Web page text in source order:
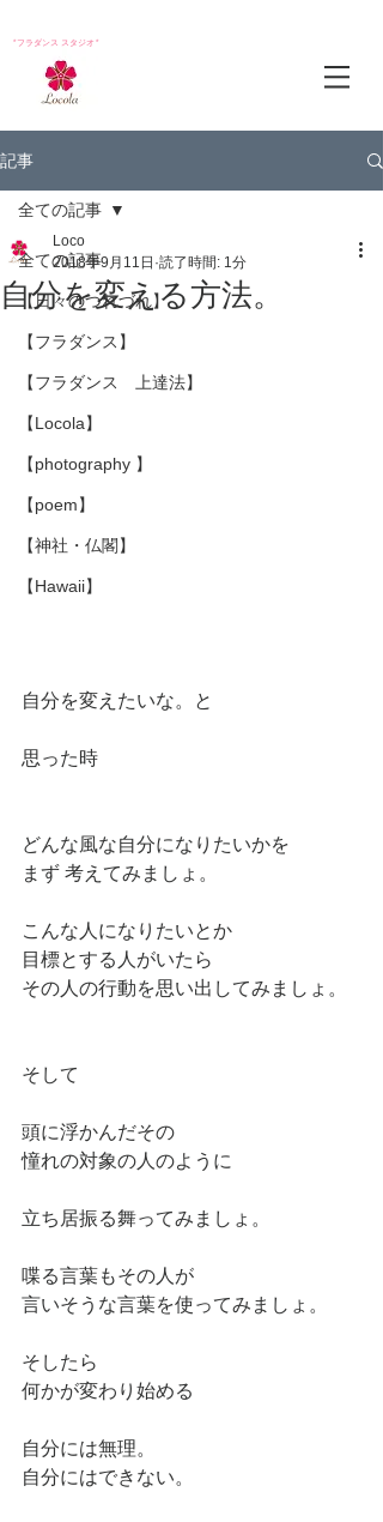
*フラダンス スタジオ*
記事
全ての記事
【日々のつれづれ】
【フラダンス】
【フラダンス 上達法】
【Locola】
【photography 】
【poem】
【神社・仏閣】
【Hawaii】
全ての記事
自分を変える方法。
Loco
2018年9月11日 読了時間: 1分
自分を変えたいな。と
思った時
どんな風な自分になりたいかを
まず 考えてみましょ。
こんな人になりたいとか
目標とする人がいたら
その人の行動を思い出してみましょ。
そして
頭に浮かんだその
憧れの対象の人のように
立ち居振る舞ってみましょ。
喋る言葉もその人が
言いそうな言葉を使ってみましょ。
そしたら
何かが変わり始める
自分には無理。
自分にはできない。